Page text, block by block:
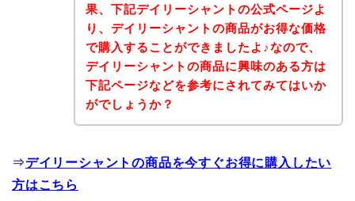
果、下記デイリーシャントの公式ページよ
り、デイリーシャントの商品がお得な価格
で購入することができましたよ♪なので、
デイリーシャントの商品に興味のある方は
下記ページなどを参考にされてみてはいか
がでしょうか？
⇒デイリーシャントの商品を今すぐお得に購入したい
方はこちら